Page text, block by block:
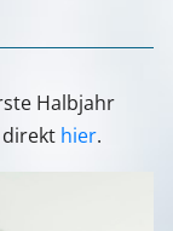
Halbjahr
direkt hier.